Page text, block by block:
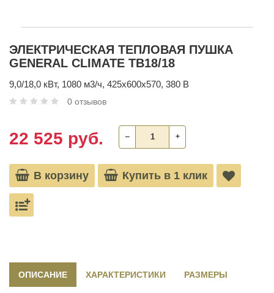
ЭЛЕКТРИЧЕСКАЯ ТЕПЛОВАЯ ПУШКА
GENERAL CLIMATE ТВ18/18
9,0/18,0 кВт, 1080 м3/ч, 425х600х570, 380 В
0 отзывов
22 525 руб. ‒ +
В корзину Купить в 1 клик
ОПИСАНИЕ ХАРАКТЕРИСТИКИ РАЗМЕРЫ